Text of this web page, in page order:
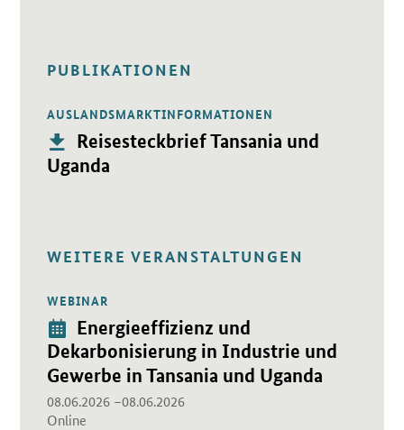
PUBLIKATIONEN
AUSLANDSMARKTINFORMATIONEN
Publikation:
Reisesteckbrief Tansania und
Uganda
Öffnet PDF "Reisesteckbrief Tansania und Uganda" in neuem
WEITERE VERANSTALTUNGEN
WEBINAR
Veranstaltung:
Energieeffizienz und
Dekarbonisierung in Industrie und
Gewerbe in Tansania und Uganda
08.06.2026 –08.06.2026
Online
Öffnet Einzelsicht